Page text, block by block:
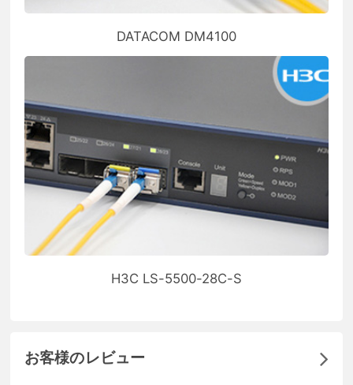
DATACOM DM4100
H3C LS-5500-28C-S
お客様のレビュー